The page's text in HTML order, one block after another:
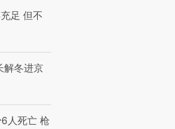
印
视线｜“入侵”还是“人道危
【商旅对话】华住集团
足 但不
解冬进京
人死亡 枪